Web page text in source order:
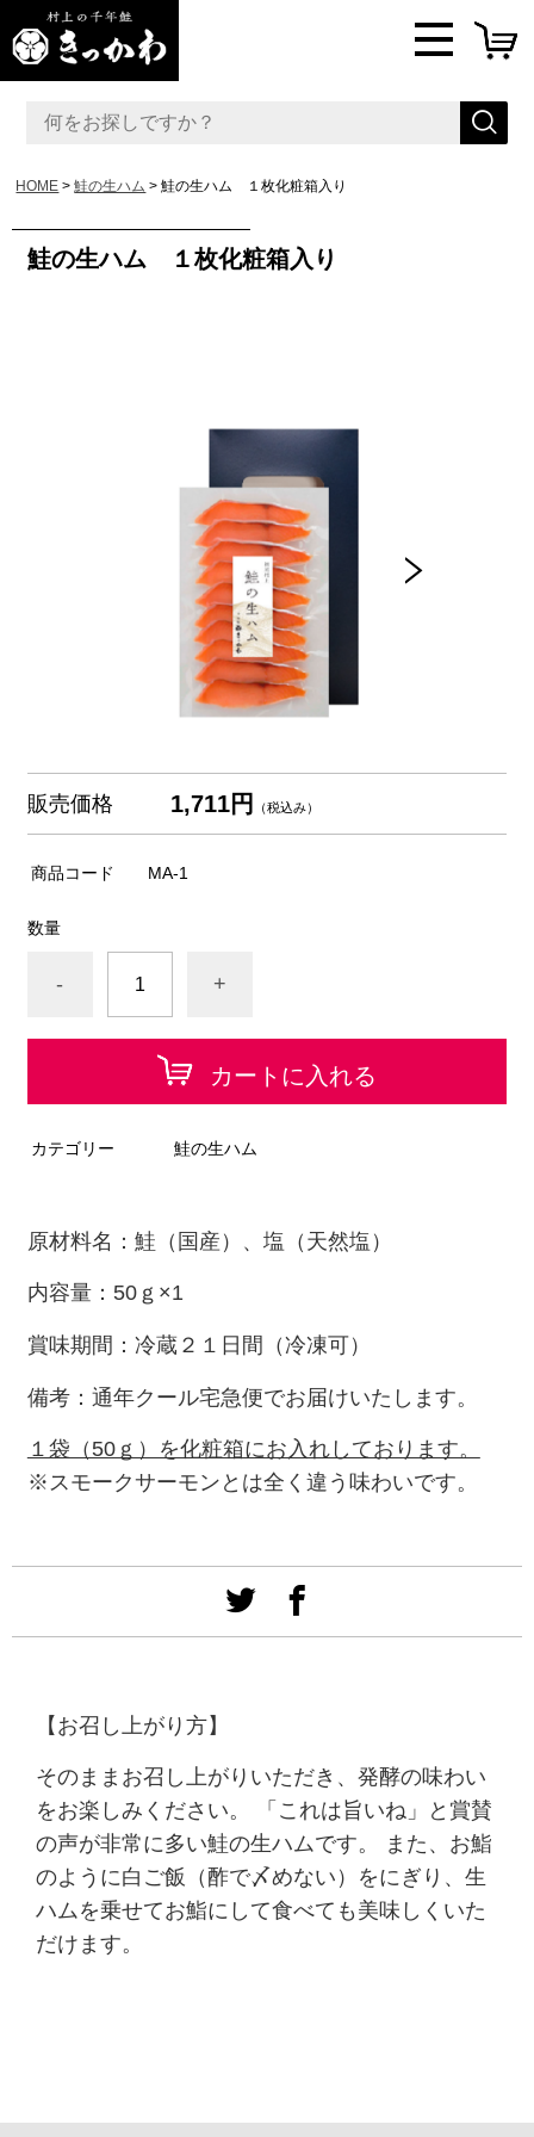
HOME 鮭の生ハム 鮭の生ハム １枚化粧箱入り
鮭の生ハム １枚化粧箱入り
販売価格 1,711円 （税込み）
商品コード MA-1
数量
- +
カートに入れる
カテゴリー 鮭の生ハム
原材料名：鮭（国産）、塩（天然塩）
内容量：50ｇ×1
賞味期間：冷蔵２１日間（冷凍可）
備考：通年クール宅急便でお届けいたします。
１袋（50ｇ）を化粧箱にお入れしております。
※スモークサーモンとは全く違う味わいです。
【お召し上がり方】
そのままお召し上がりいただき、発酵の味わい
をお楽しみください。 「これは旨いね」と賞賛
の声が非常に多い鮭の生ハムです。 また、お鮨
のように白ご飯（酢で〆めない）をにぎり、生
ハムを乗せてお鮨にして食べても美味しくいた
だけます。